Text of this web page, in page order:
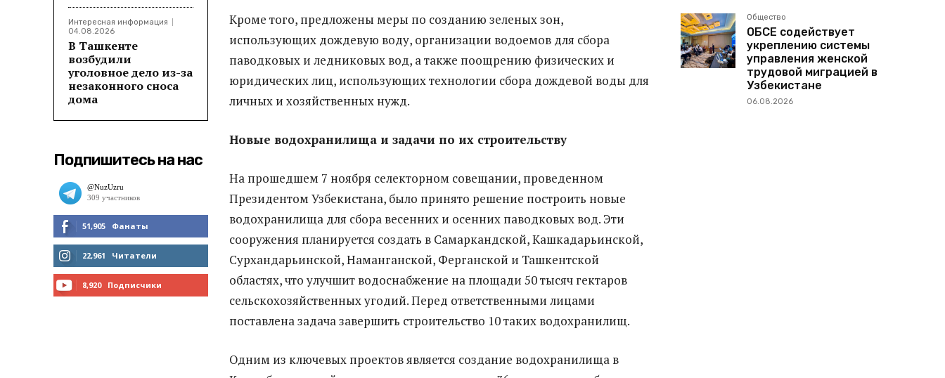
Интересная информация
04.08.2026
В Ташкенте
возбудили
уголовное дело из-за
незаконного сноса
дома
Подпишитесь на нас
51,905 Фанаты
МНЕ НРАВИТСЯ
22,961 Читатели
8,920 Подписчики
Кроме того, предложены меры по созданию зеленых зон,
использующих дождевую воду, организации водоемов для сбора
паводковых и ледниковых вод, а также поощрению физических и
юридических лиц, использующих технологии сбора дождевой воды для
личных и хозяйственных нужд.
Новые водохранилища и задачи по их строительству
На прошедшем 7 ноября селекторном совещании, проведенном
Президентом Узбекистана, было принято решение построить новые
водохранилища для сбора весенних и осенних паводковых вод. Эти
сооружения планируется создать в Самаркандской, Кашкадарьинской,
Сурхандарьинской, Наманганской, Ферганской и Ташкентской
областях, что улучшит водоснабжение на площади 50 тысяч гектаров
сельскохозяйственных угодий. Перед ответственными лицами
поставлена задача завершить строительство 10 таких водохранилищ.
Одним из ключевых проектов является создание водохранилища в
Общество
ОБСЕ содействует
укреплению системы
управления женской
трудовой миграцией в
Узбекистане
06.08.2026